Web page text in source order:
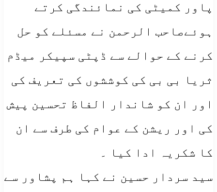
پاور کمیٹی کی نمائندگی کرتے
ہوئےصاحب الرحمن نے مسئلے کو حل
کرنے کے حوالے سے ڈپٹی سپیکر میڈم
ثریا بی بی کی کوششوں کی تعریف کی
اور ان کو شاندار الفاظ تحسین پیش
کی اور ریشن کے عوام کی طرف سے ان
کا شکریہ ادا کیا ۔
سید سردار حسین نے کہا ہم پشاور سے